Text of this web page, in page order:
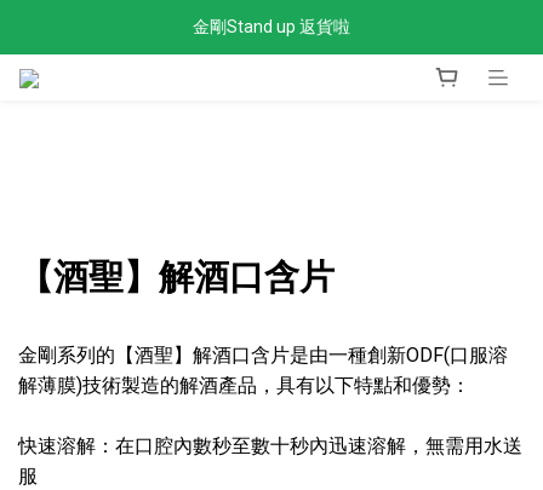
全單滿$300免運費
金剛Stand up 返貨啦
【酒聖】解酒口含片
金剛系列的【酒聖】解酒口含片是由一種創新ODF(口服溶
解薄膜)技術製造的解酒產品，具有以下特點和優勢：
快速溶解：在口腔內數秒至數十秒內迅速溶解，無需用水送
服